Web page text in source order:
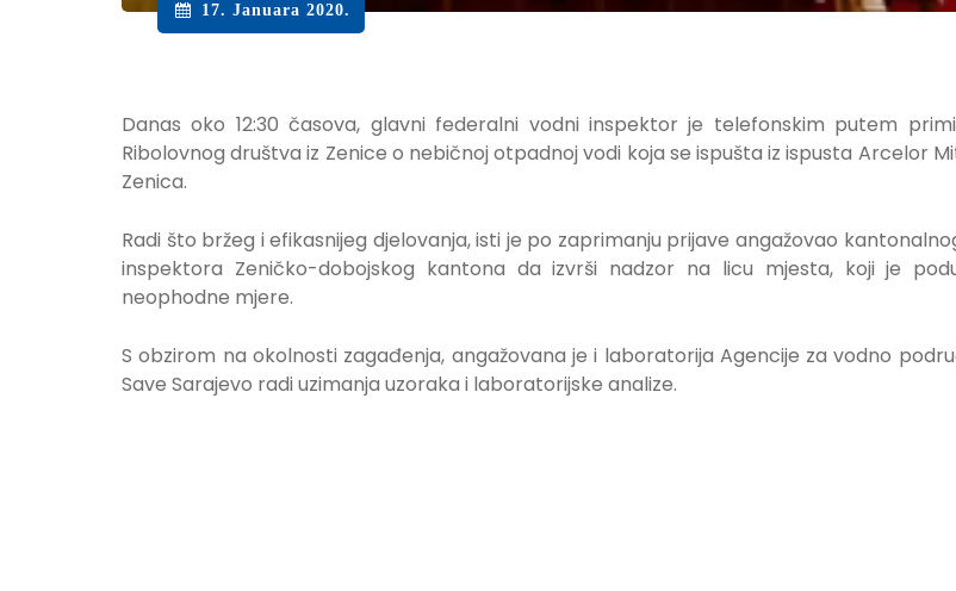
17. Januara 2020.
Danas oko 12:30 časova, glavni federalni vodni inspektor je telefonskim putem
Ribolovnog društva iz Zenice o nebičnoj otpadnoj vodi koja se ispušta iz ispusta Arcelor
Zenica.
Radi što bržeg i efikasnijeg djelovanja, isti je po zaprimanju prijave angažovao
inspektora Zeničko-dobojskog kantona da izvrši nadzor na licu mjesta, koji je
neophodne mjere.
S obzirom na okolnosti zagađenja, angažovana je i laboratorija Agencije za vodno
Save Sarajevo radi uzimanja uzoraka i laboratorijske analize.